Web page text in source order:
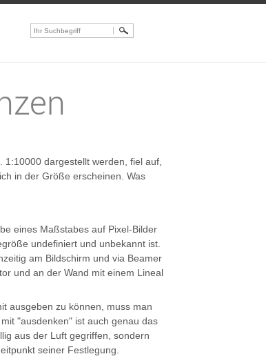
dargestellt werden, fiel auf,
in der Größe erscheinen. Was
eines Maßstabes auf Pixel-Bilder
undefiniert und unbekannt ist.
am Bildschirm und via Beamer
und an der Wand mit einem Lineal
ausgeben zu können, muss man
"ausdenken" ist auch genau das
aus der Luft gegriffen, sondern
seiner Festlegung.